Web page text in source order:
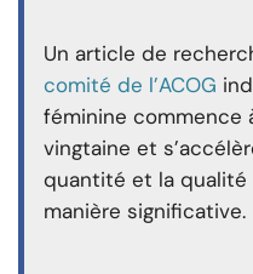
Un article de
comité de l’ACOG
féminine commence
vingtaine et
quantité et la
manière significative.